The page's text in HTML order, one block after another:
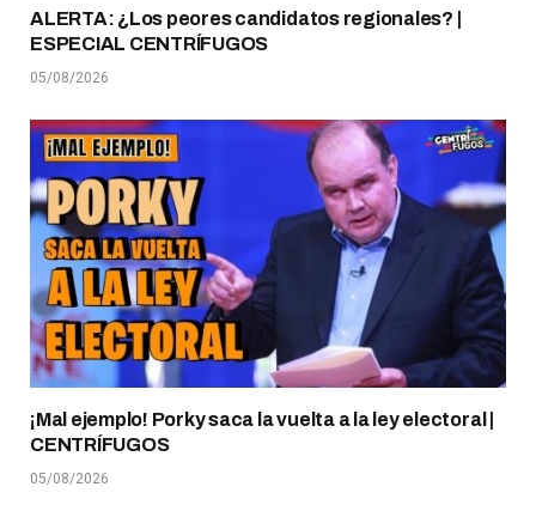
ALERTA: ¿Los peores candidatos regionales? |
ESPECIAL CENTRÍFUGOS
05/08/2026
¡Mal ejemplo! Porky saca la vuelta a la ley electoral |
CENTRÍFUGOS
05/08/2026